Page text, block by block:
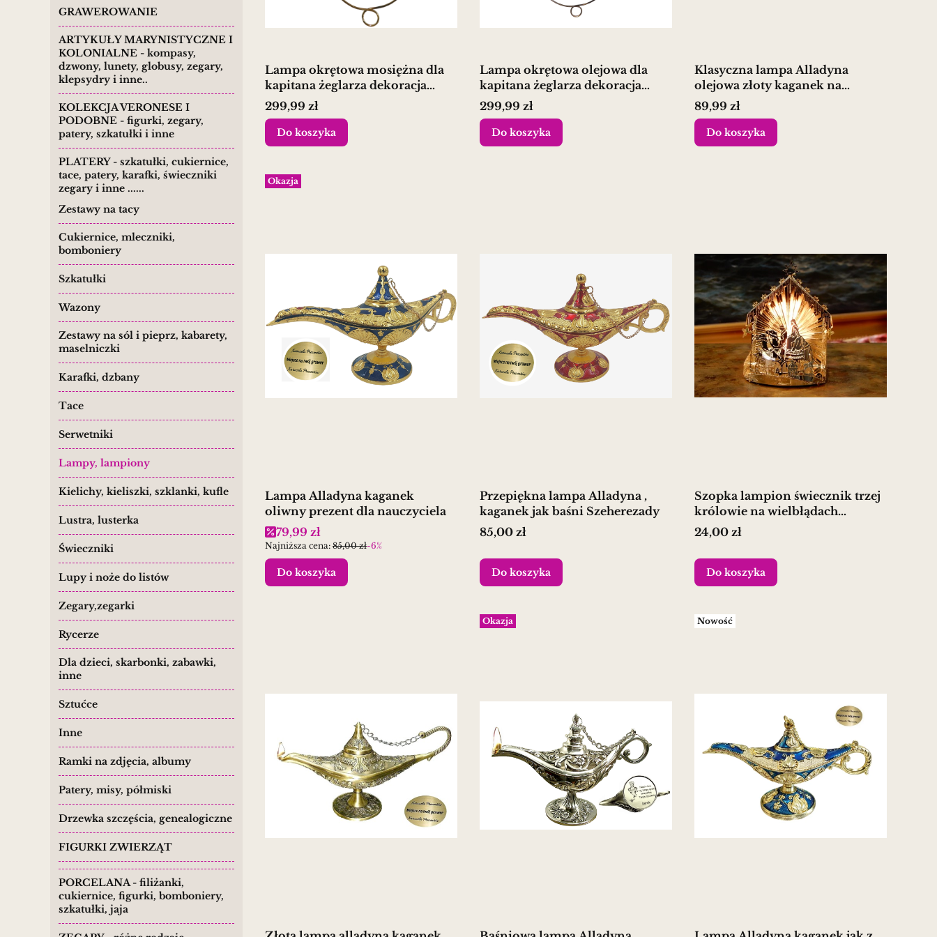
GRAWEROWANIE
ARTYKUŁY MARYNISTYCZNE I
KOLONIALNE - kompasy,
dzwony, lunety, globusy, zegary,
klepsydry i inne..
KOLEKCJA VERONESE I
PODOBNE - figurki, zegary,
patery, szkatułki i inne
PLATERY - szkatułki, cukiernice,
tace, patery, karafki, świeczniki
zegary i inne ......
Zestawy na tacy
Cukiernice, mleczniki,
bomboniery
Szkatułki
Wazony
Zestawy na sól i pieprz, kabarety,
maselniczki
Karafki, dzbany
Tace
Serwetniki
Lampy, lampiony
Kielichy, kieliszki, szklanki, kufle
Lustra, lusterka
Świeczniki
Lupy i noże do listów
Zegary,zegarki
Rycerze
Dla dzieci, skarbonki, zabawki,
inne
Sztućce
Inne
Ramki na zdjęcia, albumy
Patery, misy, półmiski
Drzewka szczęścia, genealogiczne
FIGURKI ZWIERZĄT
PORCELANA - filiżanki,
cukiernice, figurki, bomboniery,
szkatułki, jaja
Lampa okrętowa mosiężna dla
kapitana żeglarza dekoracja
marynistyczna
Cena
299,99 zł
Do koszyka
Lampa okrętowa olejowa dla
kapitana żeglarza dekoracja
marynistyczna
Cena
299,99 zł
Do koszyka
Klasyczna lampa Alladyna
olejowa złoty kaganek na
prezent
Cena
89,99 zł
Do koszyka
Okazja
Lampa Alladyna kaganek
oliwny prezent dla nauczyciela
Cena promocyjna
79,99 zł
Najniższa cena: 85,00 zł-6%
Do koszyka
Przepiękna lampa Alladyna ,
kaganek jak baśni Szeherezady
Cena
85,00 zł
Do koszyka
Szopka lampion świecznik trzej
królowie na wielbłądach
Betlejem
Cena
24,00 zł
Do koszyka
Okazja Nowość